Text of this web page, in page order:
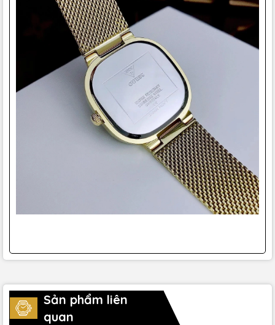
Sản phẩm liên
quan